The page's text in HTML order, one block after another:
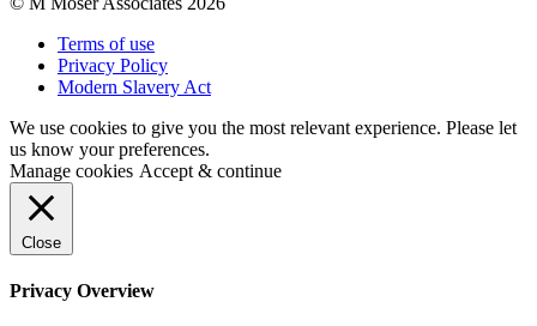
Terms of use
Privacy Policy
Modern Slavery Act
We use cookies to give you the most relevant experience. Please let
us know your preferences.
Manage cookies Accept & continue
Close
Privacy Overview